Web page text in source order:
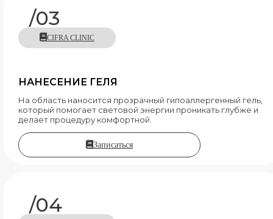
/03
CIFRA CLINIC
НАНЕСЕНИЕ ГЕЛЯ
На область наносится прозрачный гипоаллергенный гель,
который помогает световой энергии проникать глубже и
делает процедуру комфортной.
Записаться
/04